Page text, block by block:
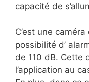
capacité de
C’est une
possibilité d’
de 110 dB. Cette
l’application au